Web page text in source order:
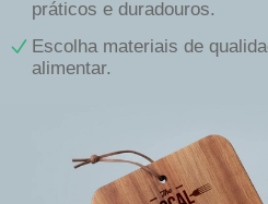
práticos e duradouros.
Escolha materiais de
alimentar.